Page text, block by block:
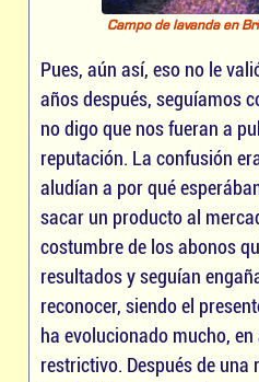
Campo de lavanda en
Pues, aún así, eso no le
años después, seguíamos
no digo que nos fueran a
reputación. La confusión
aludían a por qué
sacar un producto al
costumbre de los abonos
resultados y seguían
reconocer, siendo el
ha evolucionado mucho,
restrictivo. Después de una